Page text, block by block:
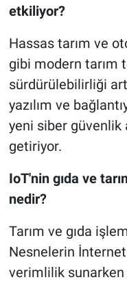
etkiliyor?
Hassas tarım ve
gibi modern tarım
sürdürülebilirliği
yazılım ve
yeni siber güvenlik
getiriyor.
IoT'nin gıda ve
nedir?
Tarım ve gıda
Nesnelerin
verimlilik sunarken